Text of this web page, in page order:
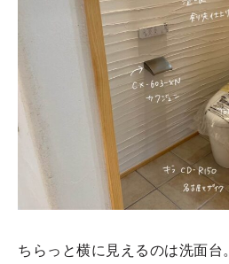
ちらっと横に見えるのは洗面台